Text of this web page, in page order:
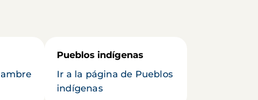
Pueblos indígenas
Ir a la página de Pueblos
indígenas